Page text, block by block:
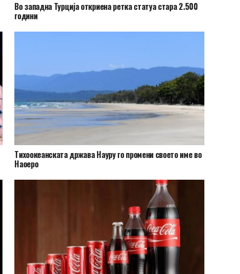
Во западна Турција откриена ретка статуа стара 2.500
години
Тихоокеанската држава Науру го промени своето име во
Наоеро